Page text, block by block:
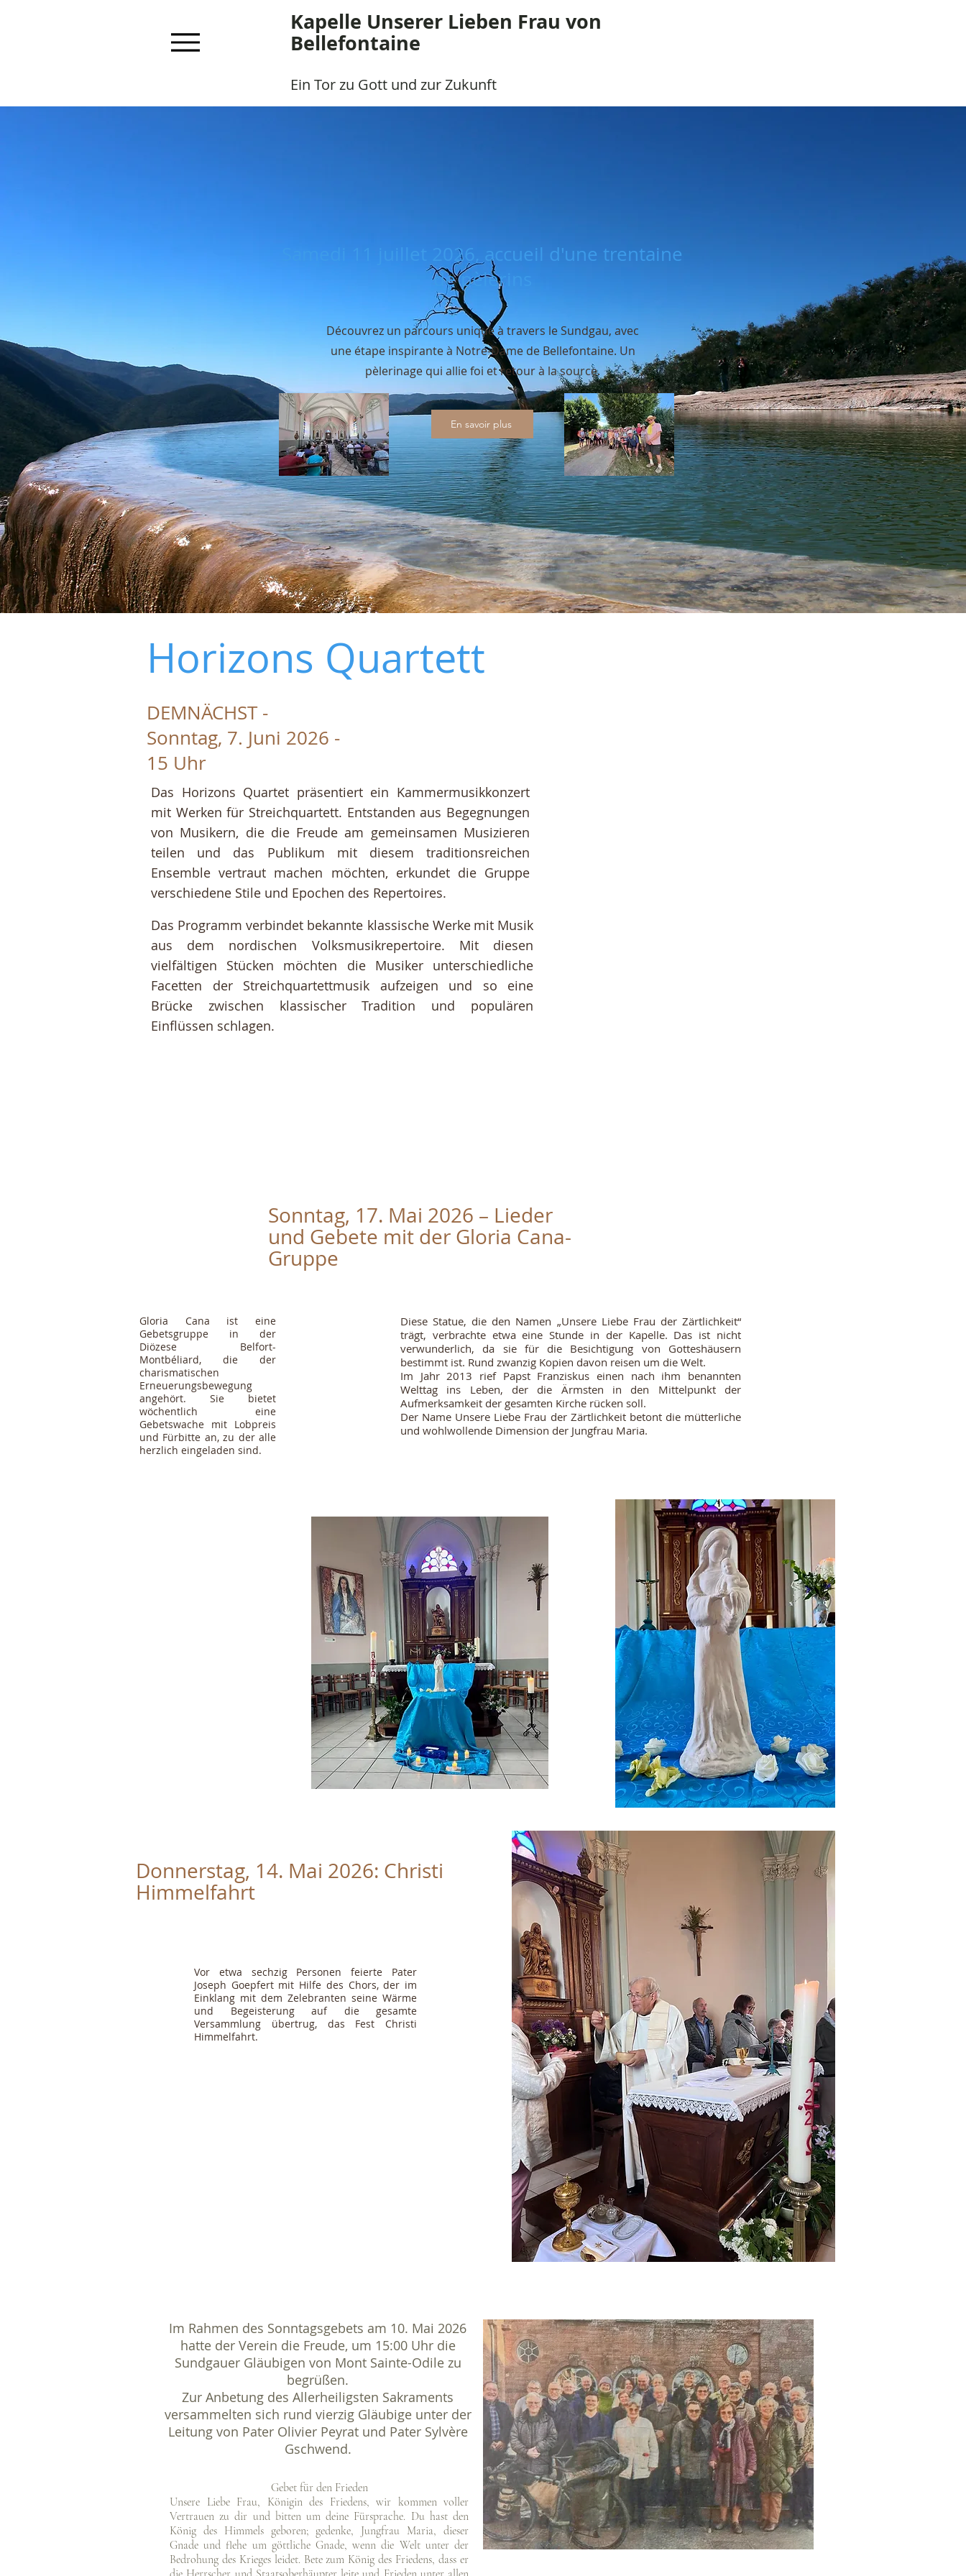
Kapelle Unserer Lieben Frau von
Bellefontaine
Ein Tor zu Gott und zur Zukunft
Samedi 11 juillet 2026, accueil d'une trentaine
de pèlerins
Découvrez un parcours unique à travers le Sundgau, avec
une étape inspirante à Notre-Dame de Bellefontaine. Un
pèlerinage qui allie foi et retour à la source.
En savoir plus
Horizons Quartett
DEMNÄCHST -
Sonntag, 7. Juni 2026 -
15 Uhr
Das Horizons Quartet präsentiert ein Kammermusikkonzert
mit Werken für Streichquartett. Entstanden aus Begegnungen
von Musikern, die die Freude am gemeinsamen Musizieren
teilen und das Publikum mit diesem traditionsreichen
Ensemble vertraut machen möchten, erkundet die Gruppe
verschiedene Stile und Epochen des Repertoires.
Das Programm verbindet bekannte klassische Werke mit Musik
aus dem nordischen Volksmusikrepertoire. Mit diesen
vielfältigen Stücken möchten die Musiker unterschiedliche
Facetten der Streichquartettmusik aufzeigen und so eine
Brücke zwischen klassischer Tradition und populären
Einflüssen schlagen.
Sonntag, 17. Mai 2026 – Lieder
und Gebete mit der Gloria Cana-
Gruppe
Gloria Cana ist eine
Gebetsgruppe in der
Diözese Belfort-
Montbéliard, die der
charismatischen
Erneuerungsbewegung
angehört. Sie bietet
wöchentlich eine
Gebetswache mit Lobpreis
und Fürbitte an, zu der alle
herzlich eingeladen sind.
Diese Statue, die den Namen „Unsere Liebe Frau der Zärtlichkeit“
trägt, verbrachte etwa eine Stunde in der Kapelle. Das ist nicht
verwunderlich, da sie für die Besichtigung von Gotteshäusern
bestimmt ist. Rund zwanzig Kopien davon reisen um die Welt.
Im Jahr 2013 rief Papst Franziskus einen nach ihm benannten
Welttag ins Leben, der die Ärmsten in den Mittelpunkt der
Aufmerksamkeit der gesamten Kirche rücken soll.
Der Name Unsere Liebe Frau der Zärtlichkeit betont die mütterliche
und wohlwollende Dimension der Jungfrau Maria.
Donnerstag, 14. Mai 2026: Christi
Himmelfahrt
Vor etwa sechzig Personen feierte Pater
Joseph Goepfert mit Hilfe des Chors, der im
Einklang mit dem Zelebranten seine Wärme
und Begeisterung auf die gesamte
Versammlung übertrug, das Fest Christi
Himmelfahrt.
Im Rahmen des Sonntagsgebets am 10. Mai 2026
hatte der Verein die Freude, um 15:00 Uhr die
Sundgauer Gläubigen von Mont Sainte-Odile zu
begrüßen.
Zur Anbetung des Allerheiligsten Sakraments
versammelten sich rund vierzig Gläubige unter der
Leitung von Pater Olivier Peyrat und Pater Sylvère
Gschwend.
Gebet für den Frieden
Unsere Liebe Frau, Königin des Friedens, wir kommen voller
Vertrauen zu dir und bitten um deine Fürsprache. Du hast den
König des Himmels geboren; gedenke, Jungfrau Maria, dieser
Gnade und flehe um göttliche Gnade, wenn die Welt unter der
Bedrohung des Krieges leidet. Bete zum König des Friedens, dass er